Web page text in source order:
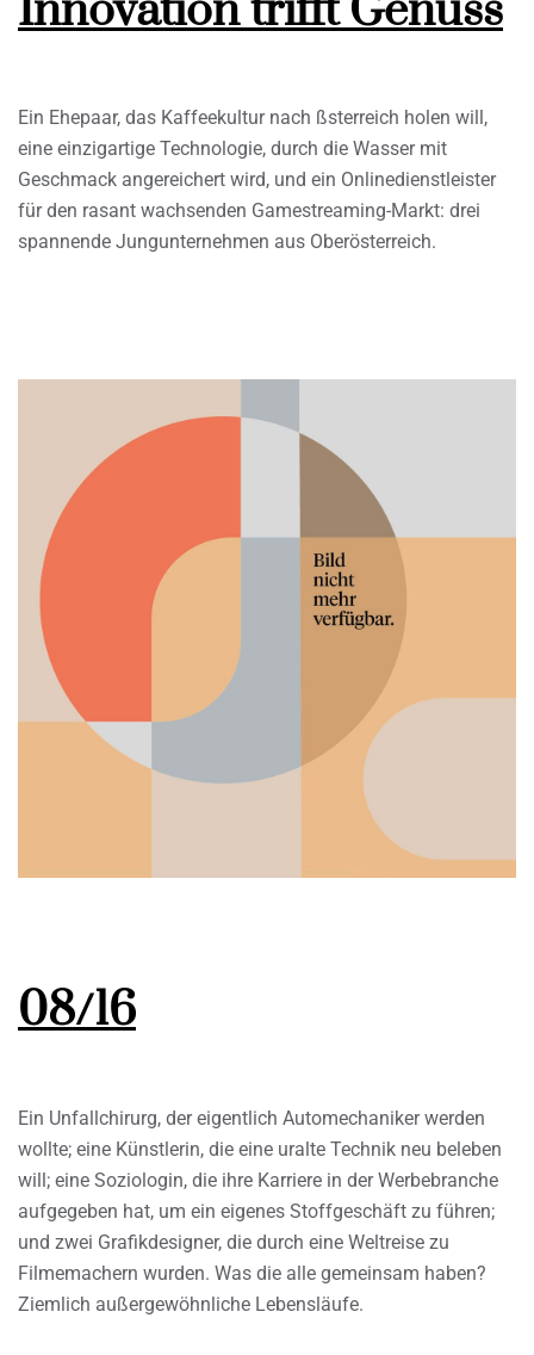
Ein Ehepaar, das Kaffeekultur nach ßsterreich holen will,
eine einzigartige Technologie, durch die Wasser mit
Geschmack angereichert wird, und ein Onlinedienstleister
für den rasant wachsenden Gamestreaming-Markt: drei
spannende Jungunternehmen aus Oberösterreich.
08/16
Ein Unfallchirurg, der eigentlich Automechaniker werden
wollte; eine Künstlerin, die eine uralte Technik neu beleben
will; eine Soziologin, die ihre Karriere in der Werbebranche
aufgegeben hat, um ein eigenes Stoffgeschäft zu führen;
und zwei Grafikdesigner, die durch eine Weltreise zu
Filmemachern wurden. Was die alle gemeinsam haben?
Ziemlich außergewöhnliche Lebensläufe.